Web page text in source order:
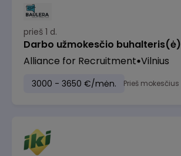
prieš 1 d.
Darbo užmokesčio buhalteris(ė)
Alliance for Recruitment Vilnius
3000 - 3650 €/mėn. Prieš mokesčius